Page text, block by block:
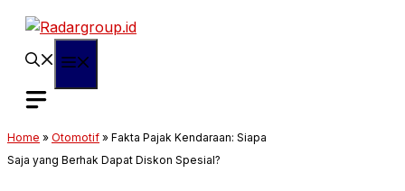
Langsung
Home » Otomotif » Fakta Pajak Kendaraan: Siapa
Saja yang Berhak Dapat Diskon Spesial?